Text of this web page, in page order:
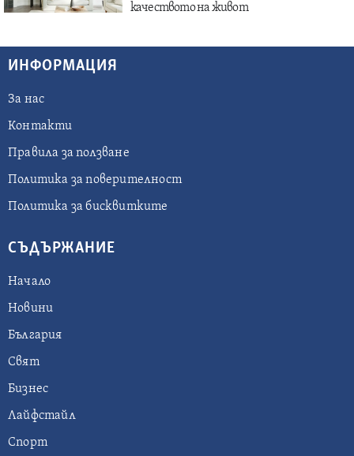
качеството на живот
ИНФОРМАЦИЯ
За нас
Контакти
Правила за ползване
Политика за поверителност
Политика за бисквитките
СЪДЪРЖАНИЕ
Начало
Новини
България
Свят
Бизнес
Лайфстайл
Спорт